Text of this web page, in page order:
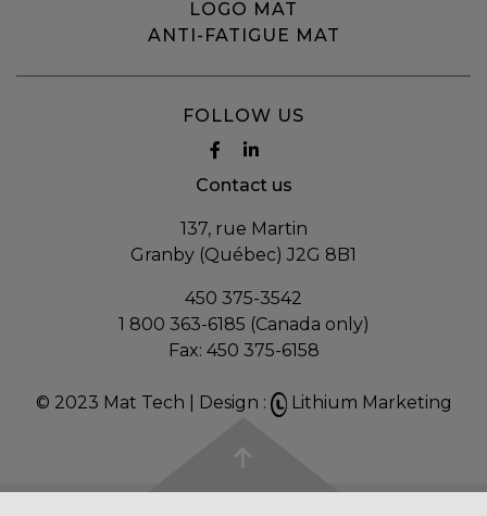
LOGO MAT
ANTI-FATIGUE MAT
FOLLOW US
Contact us
137, rue Martin
Granby (Québec) J2G 8B1
450 375-3542
1 800 363-6185 (Canada only)
Fax: 450 375-6158
© 2023 Mat Tech | Design : Lithium Marketing